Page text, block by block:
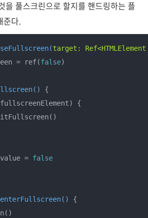
을 풀스크린으로 할지를 핸드링하는 플
준다.
(target:
= ref(false)
( ) {
{
=
false
enterFullscreen( ) {